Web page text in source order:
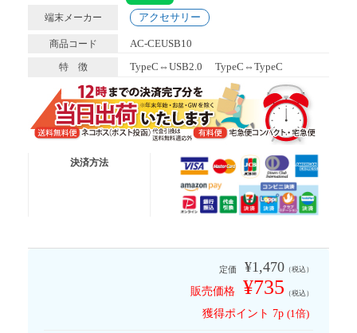
端末メーカー アクセサリー
商品コード AC-CEUSB10
特 徴 TypeC⇔USB2.0 TypeC⇔TypeC
宅急便コンパクト
決済方法
定価 ¥1,470 （税込）
販売価格 ¥735 （税込）
獲得ポイント 7p (1倍)